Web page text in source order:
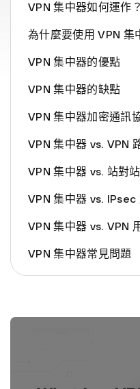
VPN 集中器如何運作？
為什麼要使用 VPN 集
VPN 集中器的優點
VPN 集中器的缺點
VPN 集中器加密通訊
VPN 集中器 vs. VPN
VPN 集中器 vs. 站對
VPN 集中器 vs. IPsec
VPN 集中器 vs. VPN
VPN 集中器常見問題